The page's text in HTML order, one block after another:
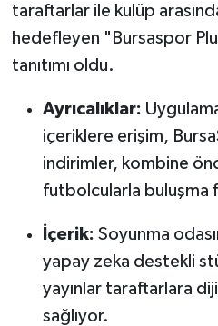
taraftarlar ile kulüp
hedefleyen "Bursaspor
tanıtımı oldu.
Ayrıcalıklar:
içeriklere erişim,
indirimler, kombine
futbolcularla buluşma
İçerik: Soyunma
yapay zeka destekli
yayınlar taraftarlara
sağlıyor.